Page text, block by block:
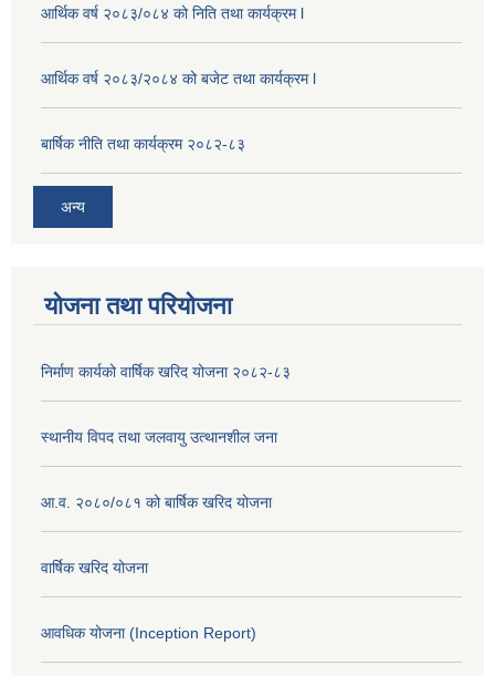
आर्थिक वर्ष २०८३/०८४ को निति तथा कार्यक्रम l
आर्थिक वर्ष २०८३/२०८४ को बजेट तथा कार्यक्रम l
बार्षिक नीति तथा कार्यक्रम २०८२-८३
अन्य
योजना तथा परियोजना
निर्माण कार्यको वार्षिक खरिद योजना २०८२-८३
स्थानीय विपद तथा जलवायु उत्थानशील जना
आ.व. २०८०/०८१ को बार्षिक खरिद योजना
वार्षिक खरिद योजना
आवधिक योजना (Inception Report)